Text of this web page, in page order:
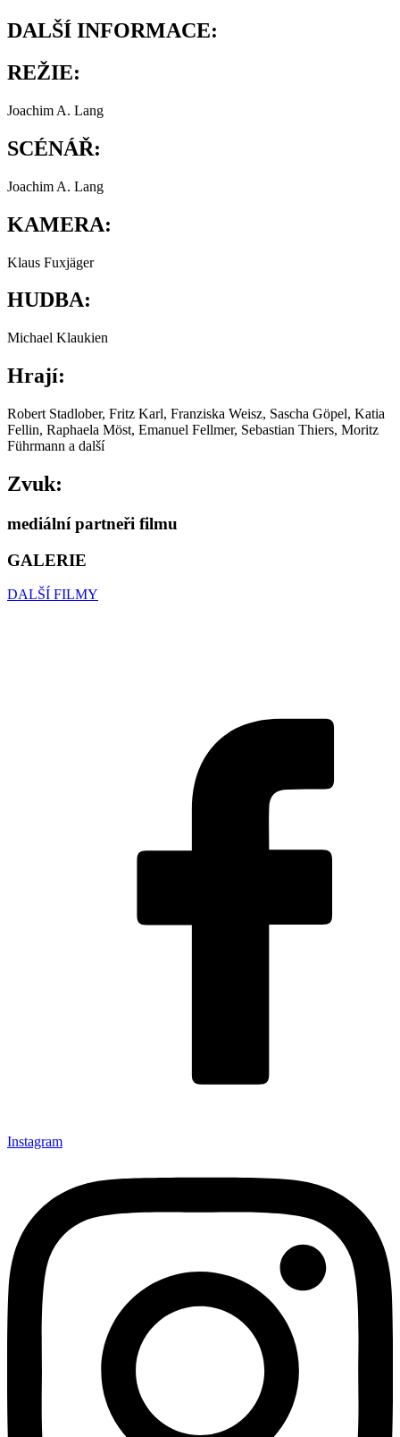
DALŠÍ INFORMACE:
REŽIE:
Joachim A. Lang
SCÉNÁŘ:
Joachim A. Lang
KAMERA:
Klaus Fuxjäger
HUDBA:
Michael Klaukien
Hrají:
Robert Stadlober, Fritz Karl, Franziska Weisz, Sascha Göpel, Katia
Fellin, Raphaela Möst, Emanuel Fellmer, Sebastian Thiers, Moritz
Führmann a další
Zvuk:
mediální partneři filmu
GALERIE
DALŠÍ FILMY
Instagram